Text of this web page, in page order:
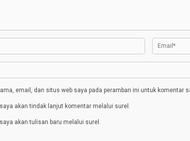
p
s
email, dan situs web saya pada peramban ini untuk komentar
akan tindak lanjut komentar melalui surel.
akan tulisan baru melalui surel.